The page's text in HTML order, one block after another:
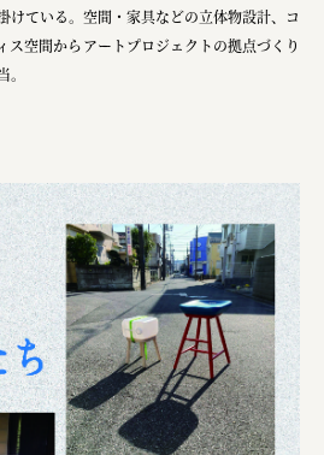
けている。空間・家具などの立体物設計、コ
ス空間からアートプロジェクトの拠点づくり